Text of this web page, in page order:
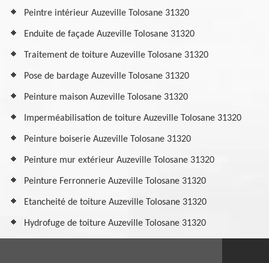
Peintre intérieur Auzeville Tolosane 31320
Enduite de façade Auzeville Tolosane 31320
Traitement de toiture Auzeville Tolosane 31320
Pose de bardage Auzeville Tolosane 31320
Peinture maison Auzeville Tolosane 31320
Imperméabilisation de toiture Auzeville Tolosane 31320
Peinture boiserie Auzeville Tolosane 31320
Peinture mur extérieur Auzeville Tolosane 31320
Peinture Ferronnerie Auzeville Tolosane 31320
Etancheité de toiture Auzeville Tolosane 31320
Hydrofuge de toiture Auzeville Tolosane 31320